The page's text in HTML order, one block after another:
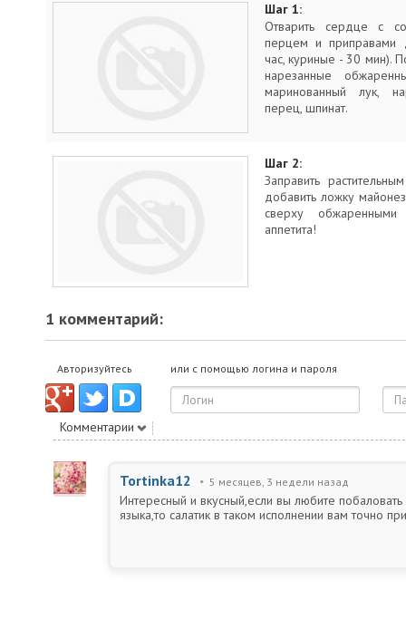
Шаг 1:
Отварить сердце с
перцем и приправами
час, куриные - 30 мин).
нарезанные
маринованный лук,
перец, шпинат.
Шаг 2:
Заправить
добавить ложку
сверху обжаренными
аппетита!
1 комментарий:
Авторизуйтесь или с помощью логина и пароля
Комментарии
Tortinka12 5 месяцев, 3 недели назад
Интересный и вкусный,если вы любите
языка,то салатик в таком исполнении вам точно